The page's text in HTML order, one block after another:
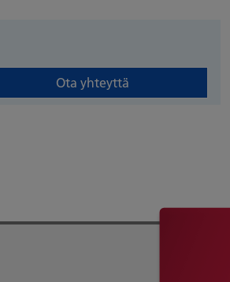
Ota yhteyttä